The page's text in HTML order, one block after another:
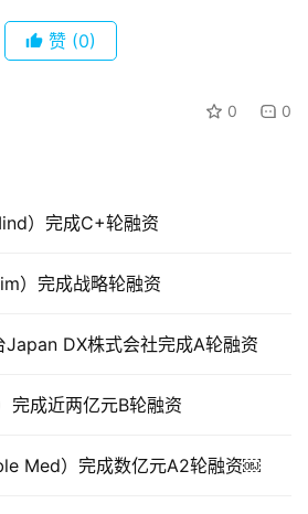
投稿 赞 (0)
0 0
）完成C+轮融资
）完成战略轮融资
Japan DX株式会社完成A轮融资
完成近两亿元B轮融资
Med）完成数亿元A2轮融资￼